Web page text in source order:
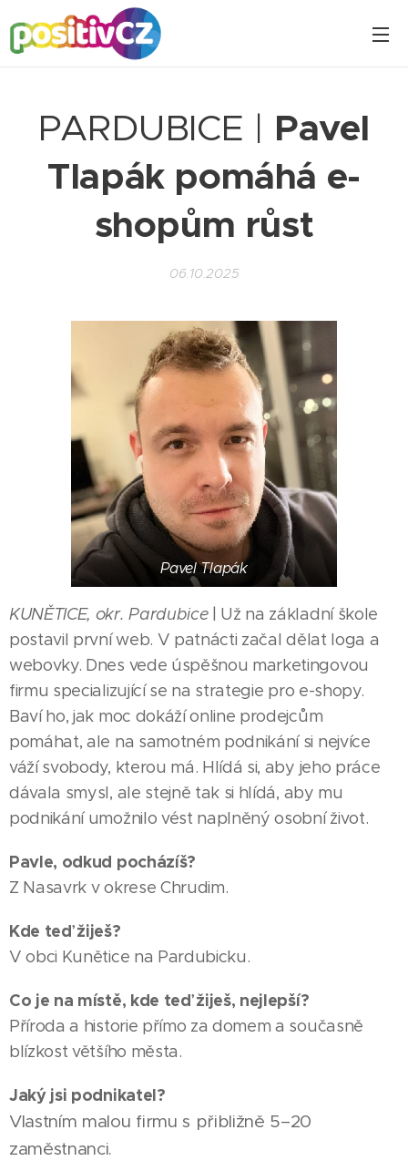
PARDUBICE | Pavel
Tlapák pomáhá e-
shopům růst
06.10.2025
Pavel Tlapák
KUNĚTICE, okr. Pardubice| Už na základní škole
postavil první web. V patnácti začal dělat loga a
webovky. Dnes vede úspěšnou marketingovou
firmu specializující se na strategie pro e-shopy.
Baví ho, jak moc dokáží online prodejcům
pomáhat, ale na samotném podnikání si nejvíce
váží svobody, kterou má. Hlídá si, aby jeho práce
dávala smysl, ale stejně tak si hlídá, aby mu
podnikání umožnilo vést naplněný osobní život.
Pavle, odkud pocházíš?
Z Nasavrk v okrese Chrudim.
Kde teď žiješ?
V obci Kunětice na Pardubicku.
Co je na místě, kde teď žiješ, nejlepší?
Příroda a historie přímo za domem a současně
blízkost většího města.
Jaký jsi podnikatel?
Vlastním malou firmu s přibližně 5–20
zaměstnanci.